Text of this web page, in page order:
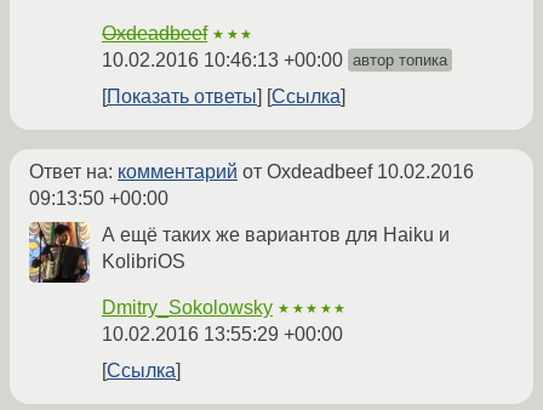
Oxdeadbeef ★★★
10.02.2016 10:46:13 +00:00 автор топика
Показать ответы Ссылка
Ответ на: комментарий от Oxdeadbeef 10.02.2016
09:13:50 +00:00
А ещё таких же вариантов для Haiku и
KolibriOS
Dmitry_Sokolowsky ★★★★★
10.02.2016 13:55:29 +00:00
Ссылка